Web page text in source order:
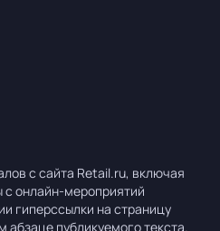
с сайта Retail.ru, включая
онлайн-мероприятий
гиперссылки на страницу
публикуемого текста.